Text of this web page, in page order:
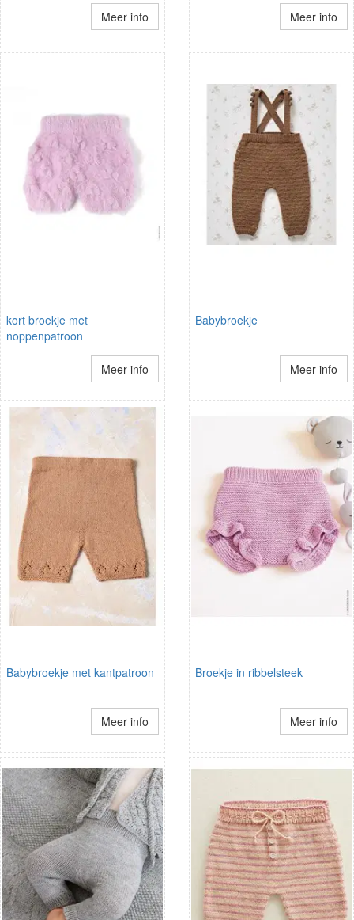
Meer info Meer info
kort broekje met
noppenpatroon
Meer info
Babybroekje
Meer info
Babybroekje met kantpatroon
Meer info
Broekje in ribbelsteek
Meer info